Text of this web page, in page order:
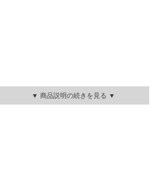
▼ 商品説明の続きを見る ▼